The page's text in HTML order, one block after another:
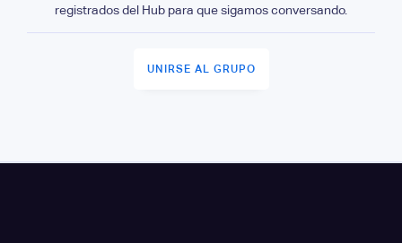
registrados del Hub para que sigamos conversando.
UNIRSE AL GRUPO